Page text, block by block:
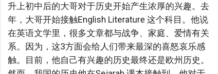
升上初中后的大哥对于历史开始产生浓厚的兴趣。去
年，大哥开始接触English Literature 这个科目。他说
在英语文学里，很多文章都与战争、家庭、爱情有关
系。因为，这3方面会给人们带来最深的喜怒哀乐感
触。目前，他自己有兴趣的历史最终还是欧州历史。